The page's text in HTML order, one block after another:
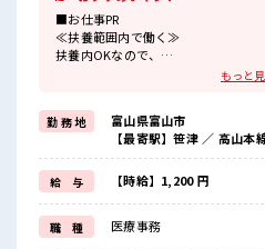
■お仕事PR
≪扶養範囲内で働く≫
扶養内OKなので、
主婦&主夫さんも気軽にご応募くだ
自分の時間をしっかり確保できる、
残業基本ナシのお仕事♪
≪経験者活躍中≫
これまでの経験を活かしませんか？
ブランクがあっても大丈夫♪
経験はちょっとだけ…という方もOK！
≪女性も働きやすい職場≫
もちろん男性の応募も歓迎ですよ！
もっと
勤 務 地
富山県富山市
【最寄駅】笹津 ／ 高山本
給 与 【時給】1,200 円
職 種 医療事務